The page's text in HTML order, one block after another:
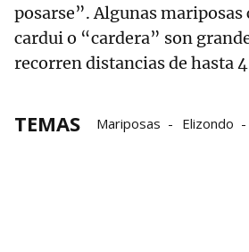
posarse”. Algunas mariposas
cardui o “cardera” son
recorren distancias de hasta
TEMAS Mariposas Elizondo